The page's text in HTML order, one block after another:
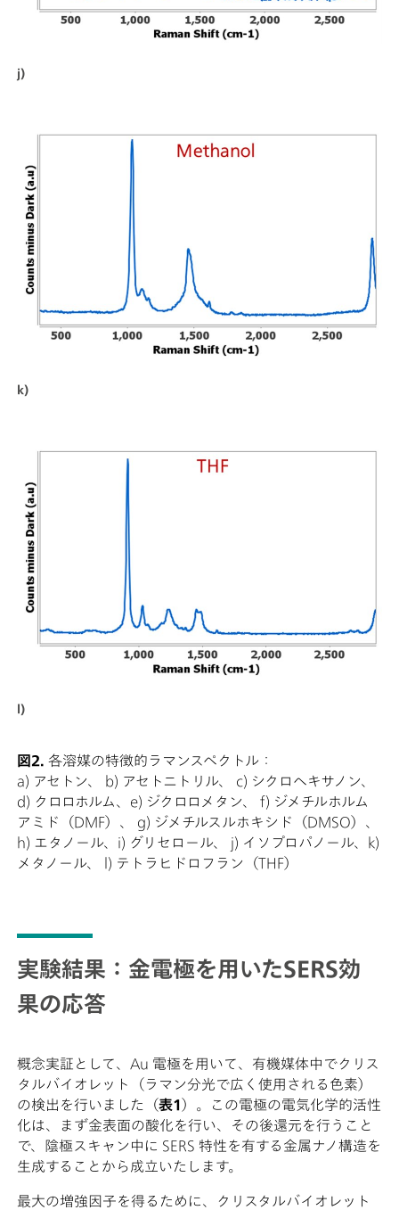
j)
k)
l)
図2. 各溶媒の特徴的ラマンスペクトル：
a) アセトン、 b) アセトニトリル、 c) シクロヘキサノン、
d) クロロホルム、e) ジクロロメタン、 f) ジメチルホルム
アミド（DMF）、 g) ジメチルスルホキシド（DMSO）、
h) エタノール、i) グリセロール、 j) イソプロパノール、k)
メタノール、 l) テトラヒドロフラン（THF）
実験結果：金電極を用いたSERS効
果の応答
概念実証として、Au 電極を用いて、有機媒体中でクリス
タルバイオレット（ラマン分光で広く使用される色素）
の検出を行いました（表1 ）。この電極の電気化学的活性
化は、まず金表面の酸化を行い、その後還元を行うこと
で、陰極スキャン中に SERS 特性を有する金属ナノ構造を
生成することから成立いたします。
最大の増強因子を得るために、クリスタルバイオレット